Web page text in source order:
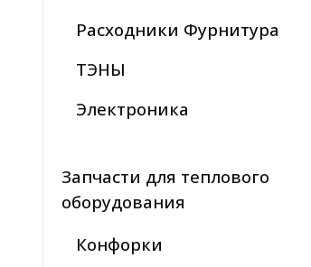
Расходники Фурнитура
ТЭНЫ
Электроника
Запчасти для теплового
оборудования
Конфорки